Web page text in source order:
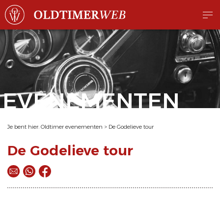
EVENEMENTEN
Je bent hier: Oldtimer evenementen > De Godelieve tour
De Godelieve tour